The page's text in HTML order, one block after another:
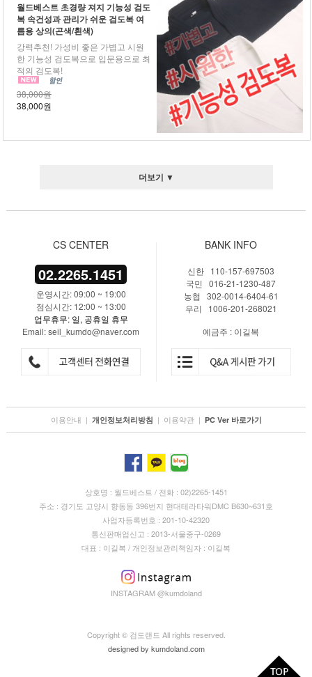
월드베스트 초경량 져지 기능성 검도
복 속건성과 관리가 쉬운 검도복 여
름용 상의(곤색/흰색)
강력추천! 가성비 좋은 가볍고 시원
한 기능성 검도복으로 입문용으로 최
적의 검도복!
38,000원
38,000원
더보기 ▼
CS CENTER
02.2265.1451
운영시간: 09:00 ~ 19:00
점심시간: 12:00 ~ 13:00
업무휴무: 일, 공휴일 휴무
Email: seil_kumdo@naver.com
BANK INFO
신한 110-157-697503
국민 016-21-1230-487
농협 302-0014-6404-61
우리 1006-201-268021
예금주 : 이길복
이용안내 | 개인정보처리방침 | 이용약관 | PC Ver 바로가기
상호명 : 월드베스트 / 전화 : 02)2265-1451
주소 : 경기도 고양시 향동동 396번지 현대테라타워DMC B630~631호
사업자등록번호 : 201-10-42320
통신판매업신고 : 2013-서울중구-0269
대표 : 이길복 / 개인정보관리책임자 : 이길복
INSTAGRAM @kumdoland
Copyright © 검도랜드 All rights reserved.
designed by kumdoland.com